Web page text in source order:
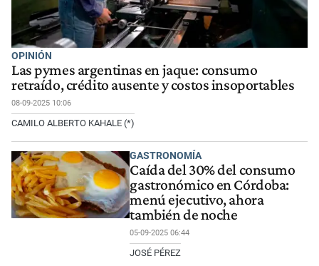
OPINIÓN
Las pymes argentinas en jaque: consumo
retraído, crédito ausente y costos insoportables
08-09-2025 10:06
CAMILO ALBERTO KAHALE (*)
GASTRONOMÍA
Caída del 30% del consumo
gastronómico en Córdoba:
menú ejecutivo, ahora
también de noche
05-09-2025 06:44
JOSÉ PÉREZ